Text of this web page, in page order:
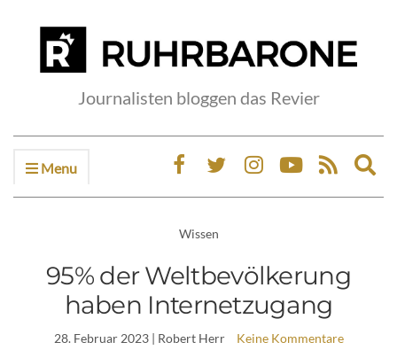
Journalisten bloggen das Revier
Menu
Wissen
95% der Weltbevölkerung
haben Internetzugang
28. Februar 2023| Robert Herr Keine Kommentare